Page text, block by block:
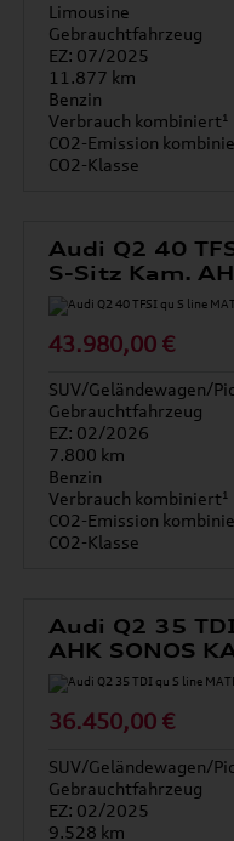
Limousine
Gebrauchtfahrzeug
EZ: 07/2025
11.877 km
Benzin
Verbrauch kombiniert¹
CO2-Emission
CO2-Klasse
Audi Q2 40
S-Sitz Kam.
43.980,00 €
SUV/Geländewagen/
Gebrauchtfahrzeug
EZ: 02/2026
7.800 km
Benzin
Verbrauch kombiniert¹
CO2-Emission
CO2-Klasse
Audi Q2 35
AHK SONOS
36.450,00 €
SUV/Geländewagen/
Gebrauchtfahrzeug
EZ: 02/2025
9.528 km